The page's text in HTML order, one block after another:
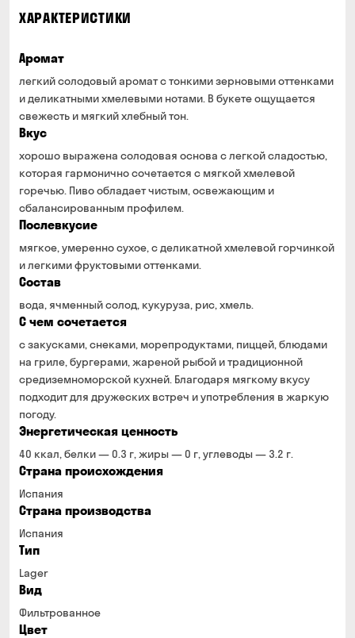
ХАРАКТЕРИСТИКИ
Аромат
легкий солодовый аромат с тонкими зерновыми оттенками
и деликатными хмелевыми нотами. В букете ощущается
свежесть и мягкий хлебный тон.
Вкус
хорошо выражена солодовая основа с легкой сладостью,
которая гармонично сочетается с мягкой хмелевой
горечью. Пиво обладает чистым, освежающим и
сбалансированным профилем.
Послевкусие
мягкое, умеренно сухое, с деликатной хмелевой горчинкой
и легкими фруктовыми оттенками.
Состав
вода, ячменный солод, кукуруза, рис, хмель.
С чем сочетается
с закусками, снеками, морепродуктами, пиццей, блюдами
на гриле, бургерами, жареной рыбой и традиционной
средиземноморской кухней. Благодаря мягкому вкусу
подходит для дружеских встреч и употребления в жаркую
погоду.
Энергетическая ценность
40 ккал, белки — 0.3 г, жиры — 0 г, углеводы — 3.2 г.
Страна происхождения
Испания
Страна производства
Испания
Тип
Lager
Вид
Фильтрованное
Цвет